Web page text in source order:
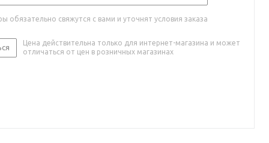
обязательно свяжутся с вами и уточнят условия заказа
Цена действительна только для интернет-магазина и может
отличаться от цен в розничных магазинах